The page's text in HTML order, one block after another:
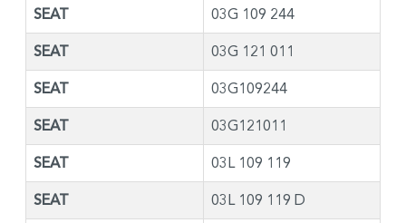
SEAT 03G 109 244
SEAT 03G 121 011
SEAT 03G109244
SEAT 03G121011
SEAT 03L 109 119
SEAT 03L 109 119 D